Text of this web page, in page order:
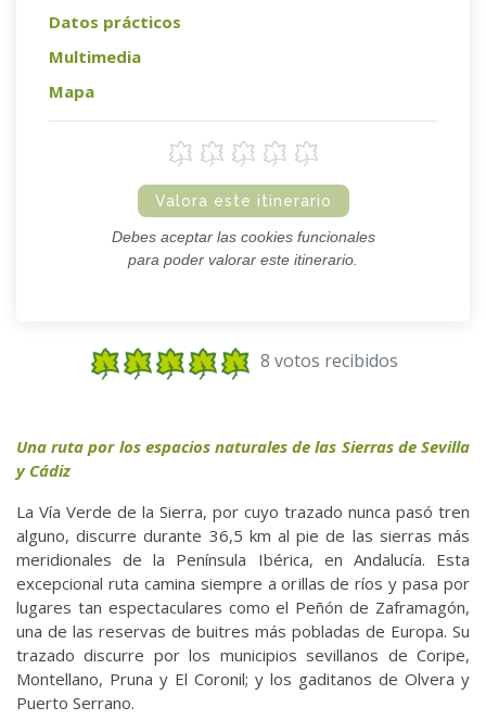
Datos prácticos
Multimedia
Mapa
Valora este itinerario
Debes aceptar las cookies funcionales
para poder valorar este itinerario.
8 votos recibidos
Una ruta por los espacios naturales de las Sierras de Sevilla
y Cádiz
La Vía Verde de la Sierra, por cuyo trazado nunca pasó tren
alguno, discurre durante 36,5 km al pie de las sierras más
meridionales de la Península Ibérica, en Andalucía. Esta
excepcional ruta camina siempre a orillas de ríos y pasa por
lugares tan espectaculares como el Peñón de Zaframagón,
una de las reservas de buitres más pobladas de Europa. Su
trazado discurre por los municipios sevillanos de Coripe,
Montellano, Pruna y El Coronil; y los gaditanos de Olvera y
Puerto Serrano.